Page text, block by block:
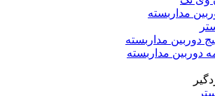
مداربسته
دوربین مداربسته
دوربین مداربسته